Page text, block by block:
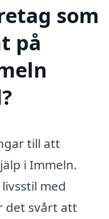
som
på
till att
i Immeln.
med
det svårt att